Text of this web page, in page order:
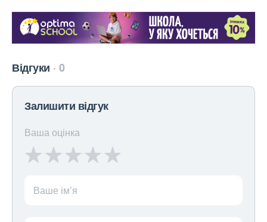
Відгуки 0
Залишити відгук
Ваша оцінка
Ваше ім’я